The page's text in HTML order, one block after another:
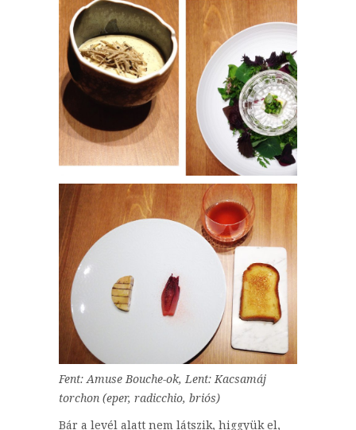
Fent: Amuse Bouche-ok, Lent: Kacsamáj
torchon (eper, radicchio, briós)
Bár a levél alatt nem látszik, higgyük el,